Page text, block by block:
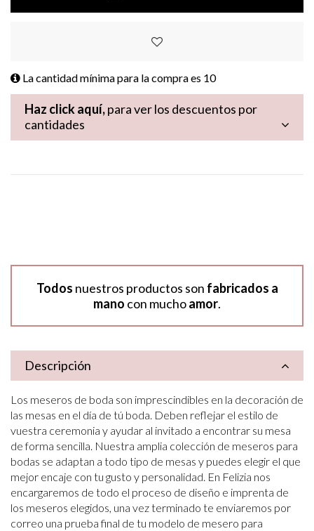
La cantidad mínima para la compra es 10
Haz click aquí,para ver los descuentos por
cantidades
Todos nuestros productos son fabricados a
mano con muchoamor.
Descripción
Los meseros de boda son imprescindibles en la decoración de
las mesas en el día de tú boda. Deben reflejar el estilo de
vuestra ceremonia y ayudar al invitado a encontrar su mesa
de forma sencilla. Nuestra amplia colección de meseros para
bodas se adaptan a todo tipo de mesas y puedes elegir el que
mejor encaje con tu gusto y personalidad. En Felizia nos
encargaremos de todo el proceso de diseño e imprenta de
los meseros elegidos, una vez terminado te enviaremos por
correo una prueba final de tu modelo de mesero para